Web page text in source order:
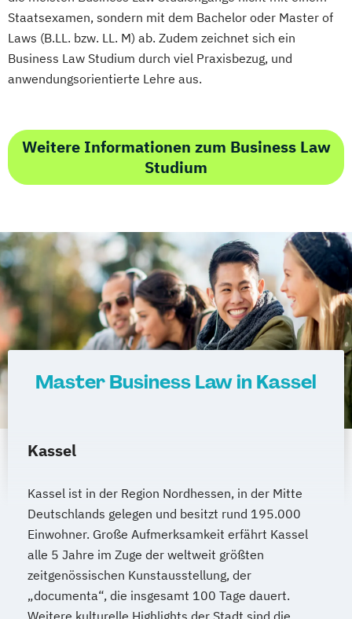
Staatsexamen, sondern mit dem Bachelor oder Master of
Laws (B.LL. bzw. LL. M) ab. Zudem zeichnet sich ein
Business Law Studium durch viel Praxisbezug, und
anwendungsorientierte Lehre aus.
Weitere Informationen zum Business Law
Studium
Master Business Law in Kassel
Kassel
Kassel ist in der Region Nordhessen, in der Mitte
Deutschlands gelegen und besitzt rund 195.000
Einwohner. Große Aufmerksamkeit erfährt Kassel
alle 5 Jahre im Zuge der weltweit größten
zeitgenössischen Kunstausstellung, der
„documenta“, die insgesamt 100 Tage dauert.
Weitere kulturelle Highlights der Stadt sind die